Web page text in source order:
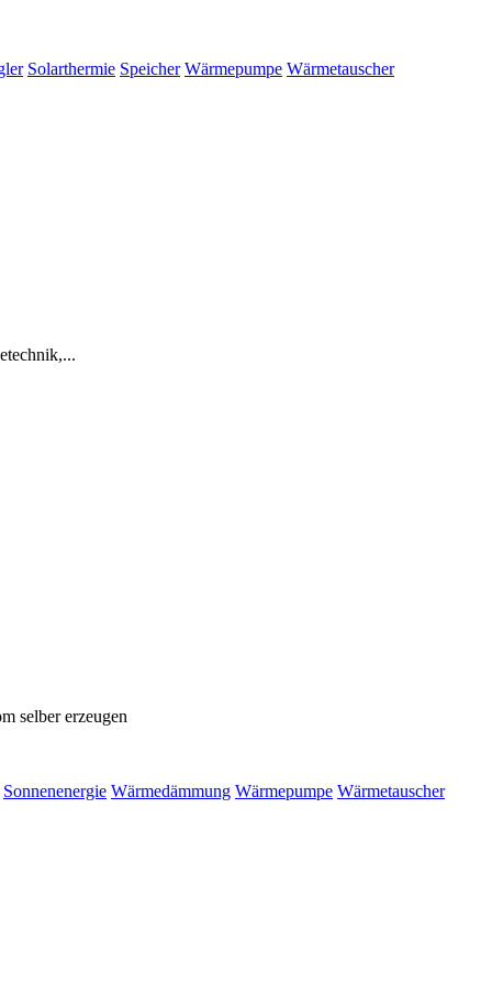
Solarthermie Speicher Wärmepumpe Wärmetauscher
selber erzeugen
Sonnenenergie Wärmedämmung Wärmepumpe Wärmetauscher